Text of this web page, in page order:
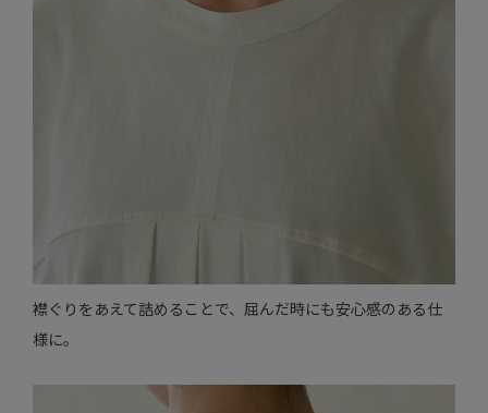
襟ぐりをあえて詰めることで、屈んだ時にも安心感のある仕
様に。